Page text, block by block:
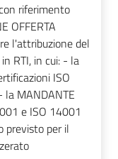
riferimento
OFFERTA
l'attribuzione del
RTI, in cui: - la
ISO
MANDANTE
e ISO 14001
previsto per il